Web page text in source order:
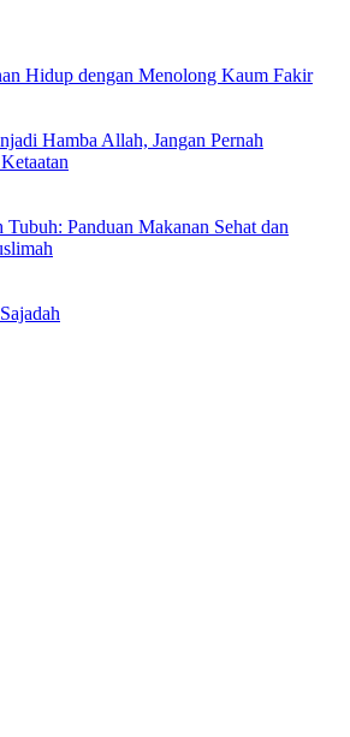
Hidup dengan Menolong Kaum Fakir
Hamba Allah, Jangan Pernah
Panduan Makanan Sehat dan